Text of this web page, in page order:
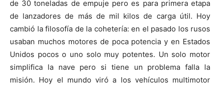
de 30 toneladas de empuje pero es para primera etapa
de lanzadores de más de mil kilos de carga útil. Hoy
cambió la filosofía de la cohetería: en el pasado los rusos
usaban muchos motores de poca potencia y en Estados
Unidos pocos o uno solo muy potentes. Un solo motor
simplifica la nave pero si tiene un problema falla la
misión. Hoy el mundo viró a los vehículos multimotor